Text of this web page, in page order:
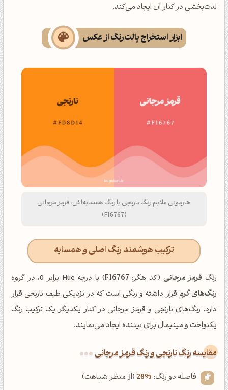
لذت‌بخشی در کنار آن ایجاد می‌کند.
ابزار استخراج پالت رنگ از عکس
هارمونی ملایم رنگ نارنجی با رنگ همسایه‌اش، قرمز مرجانی
(F16767)
ترکیب هوشمند رنگ اصلی و همسایه
رنگ قرمز مرجانی (کد هگز: F16767) با درجه Hue برابر 0، در گروه
رنگ‌های گرم قرار داشته و رنگی است که در نزدیکی طیف نارنجی قرار
دارد. رنگ‌های نارنجی و قرمز مرجانی در کنار یکدیگر یک ترکیب رنگ
یکنواخت و مینیمال برای بیننده ایجاد می‌نمایند.
‌مقایسه رنگ نارنجی و رنگ قرمز مرجانی
فاصله دو رنگ: 28% (از منظر شباهت)